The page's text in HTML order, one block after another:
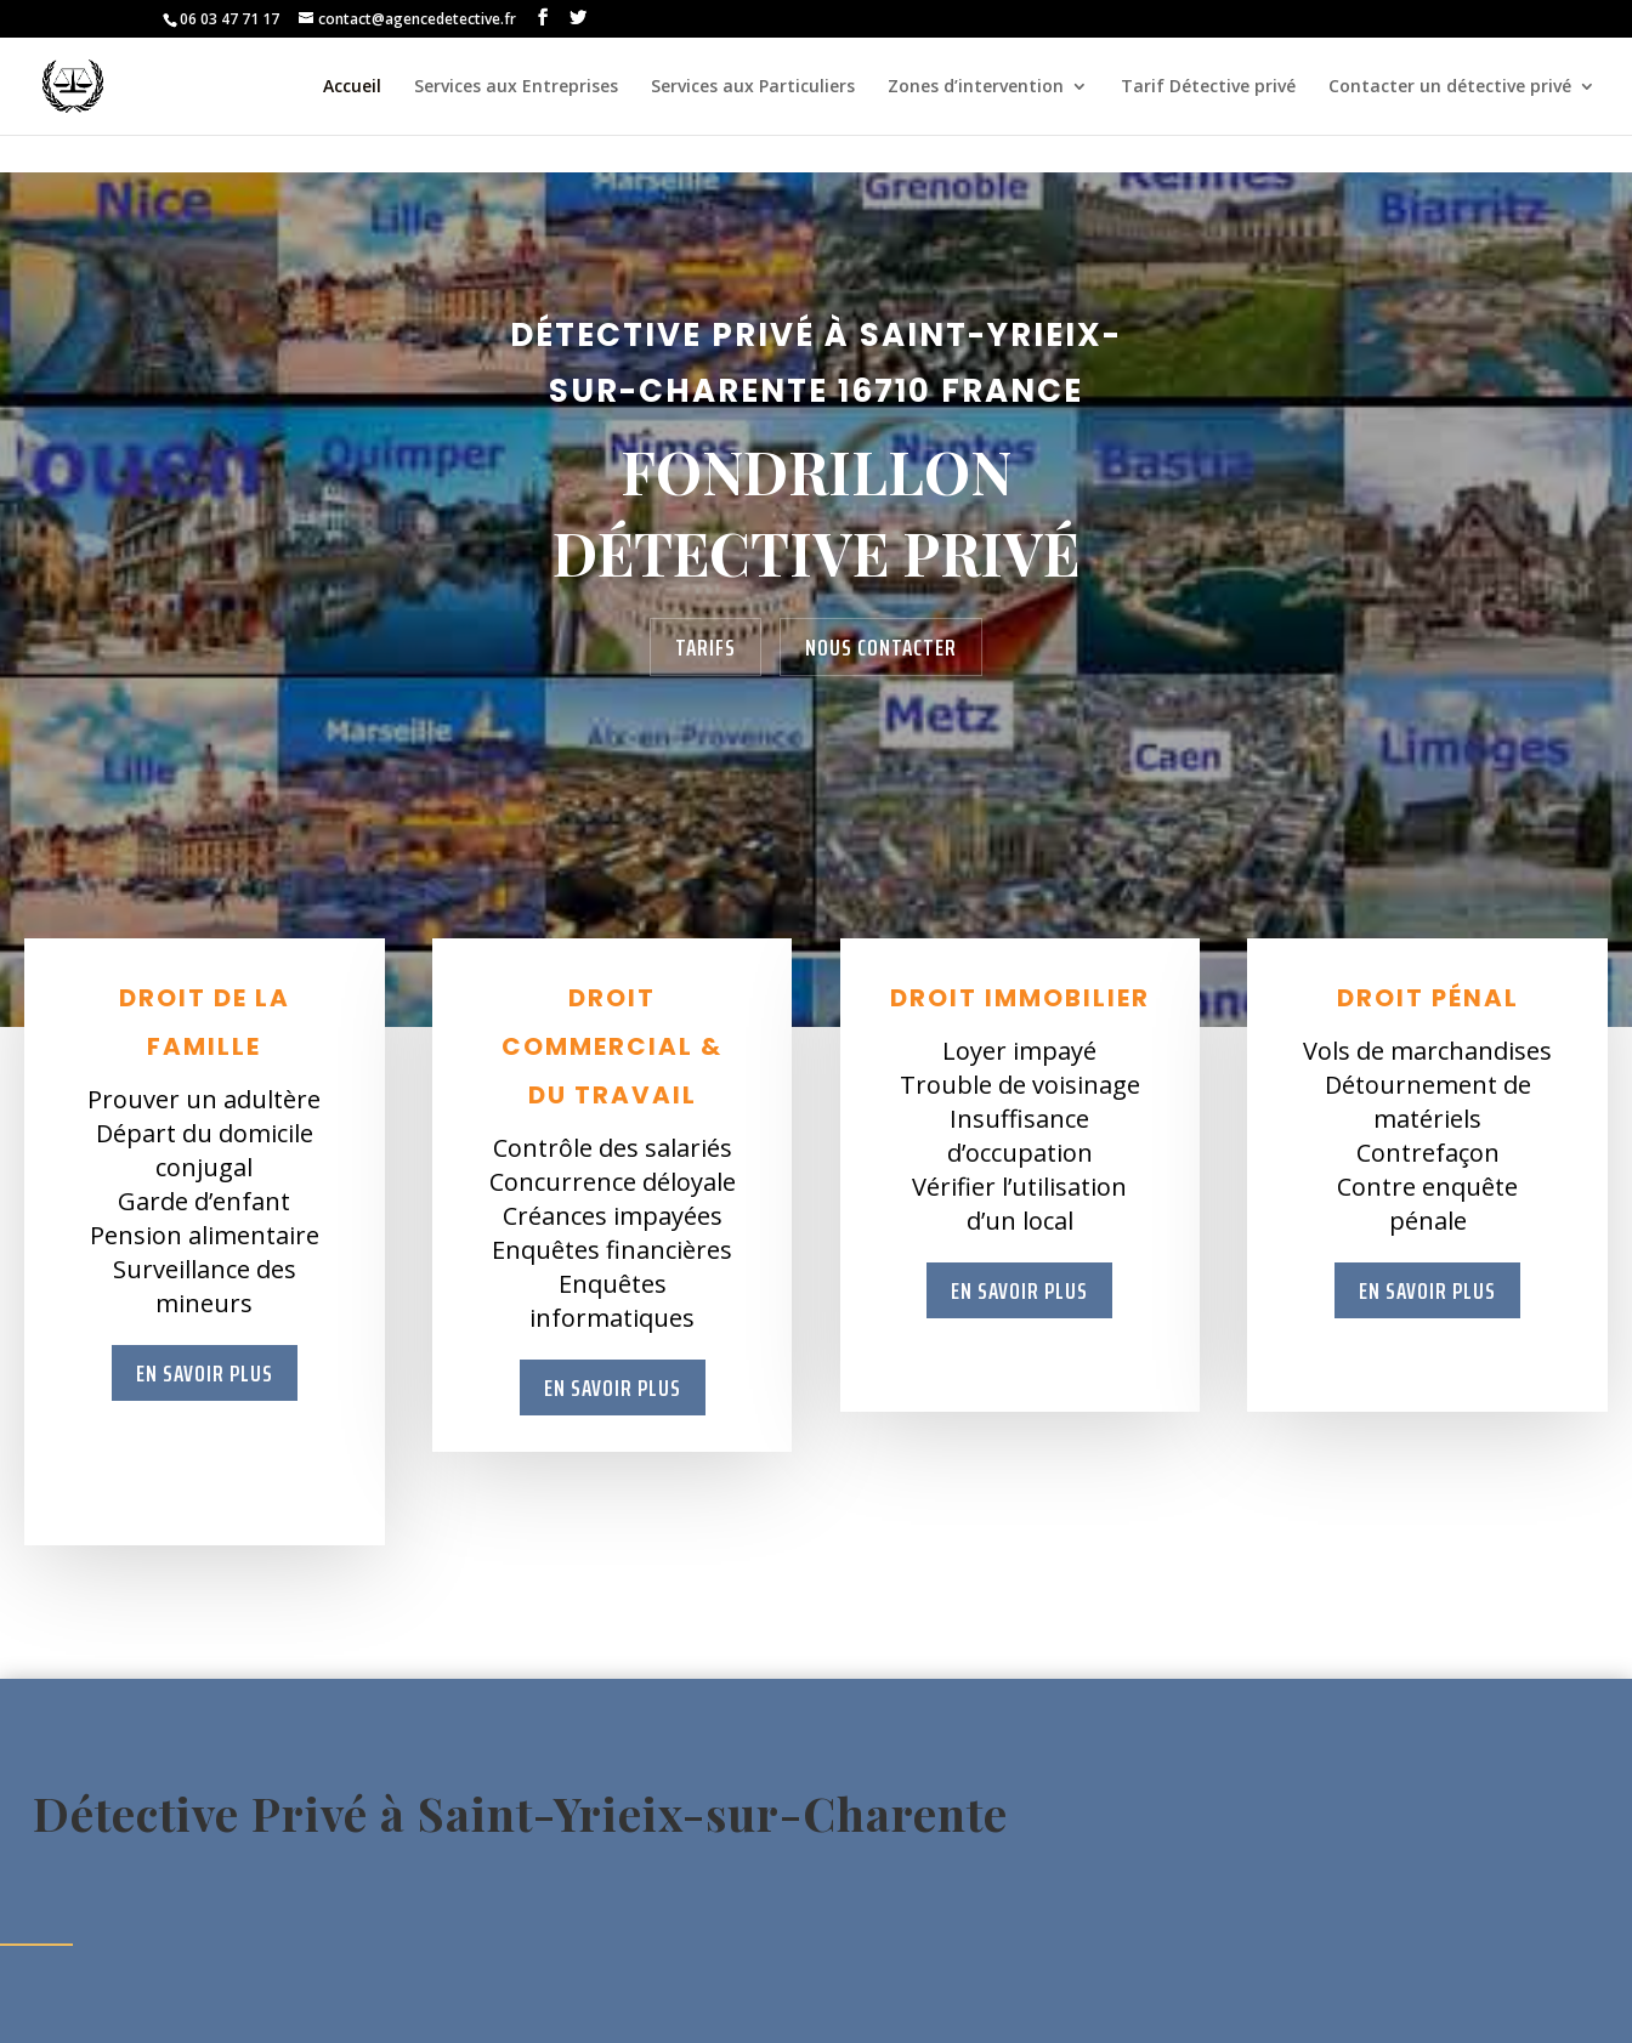
06 03 47 71 17 contact@agencedetective.fr
Accueil Services aux Entreprises Services aux Particuliers Zones d’intervention Tarif Détective privé Contacter un détective privé
DÉTECTIVE PRIVÉ À SAINT-YRIEIX-
SUR-CHARENTE 16710 FRANCE
FONDRILLON
DÉTECTIVE PRIVÉ
TARIFS NOUS CONTACTER
DROIT DE LA
FAMILLE
Prouver un adultère
Départ du domicile
conjugal
Garde d’enfant
Pension alimentaire
Surveillance des
mineurs
EN SAVOIR PLUS
DROIT
COMMERCIAL &
DU TRAVAIL
Contrôle des salariés
Concurrence déloyale
Créances impayées
Enquêtes financières
Enquêtes
informatiques
EN SAVOIR PLUS
DROIT IMMOBILIER
Loyer impayé
Trouble de voisinage
Insuffisance
d’occupation
Vérifier l’utilisation
d’un local
EN SAVOIR PLUS
DROIT PÉNAL
Vols de marchandises
Détournement de
matériels
Contrefaçon
Contre enquête
pénale
EN SAVOIR PLUS
Détective Privé à Saint-Yrieix-sur-Charente